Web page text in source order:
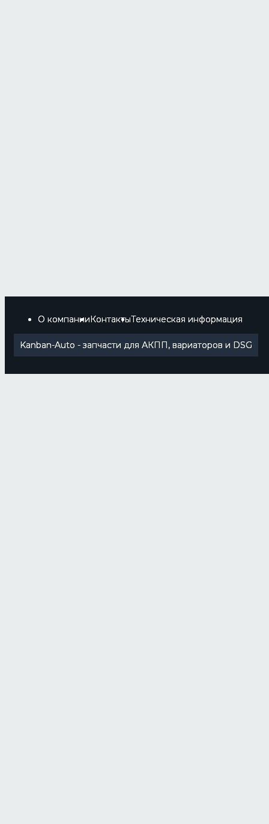
О компанииКонтактыТехническая информация
Kanban-Auto - запчасти для АКПП, вариаторов и DSG